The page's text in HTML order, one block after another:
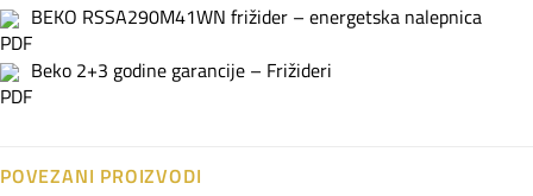
BEKO RSSA290M41WN frižider – energetska nalepnica
Beko 2+3 godine garancije – Frižideri
POVEZANI PROIZVODI